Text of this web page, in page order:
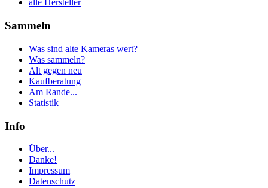
alle Hersteller
Sammeln
Was sind alte Kameras wert?
Was sammeln?
Alt gegen neu
Kaufberatung
Am Rande...
Statistik
Info
Über...
Danke!
Impressum
Datenschutz